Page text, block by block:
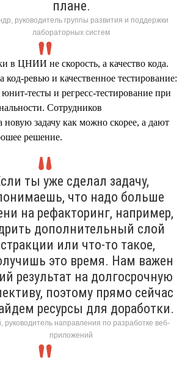
плане.
руководитель группы развития и поддержки
лабораторных систем
в ЦНИИ не скорость, а качество кода.
код-ревью и качественное тестирование:
тесты и регресс-тестирование при
Сотрудников
новую задачу как можно скорее, а дают
решение.
ты уже сделал задачу,
что надо больше
на рефакторинг, например,
дополнительный слой
или что-то такое,
это время. Нам важен
результат на долгосрочную
поэтому прямо сейчас
ресурсы для доработки.
руководитель направления по разработке веб-
приложений